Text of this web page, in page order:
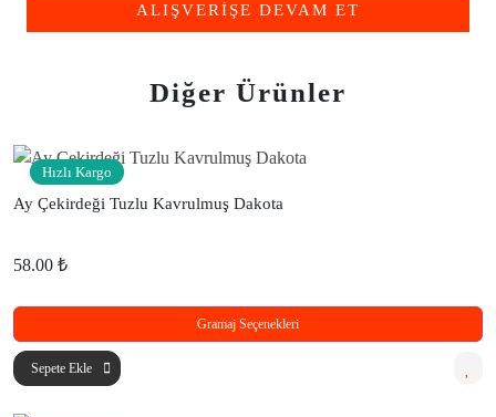
ALIŞVERİŞE DEVAM ET
Diğer Ürünler
Hızlı Kargo
Ay Çekirdeği Tuzlu Kavrulmuş Dakota
58.00 ₺
Gramaj Seçenekleri
Sepete Ekle